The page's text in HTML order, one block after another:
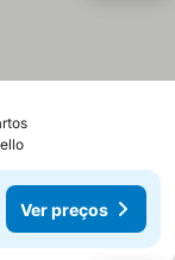
Ver preços
Ver preços